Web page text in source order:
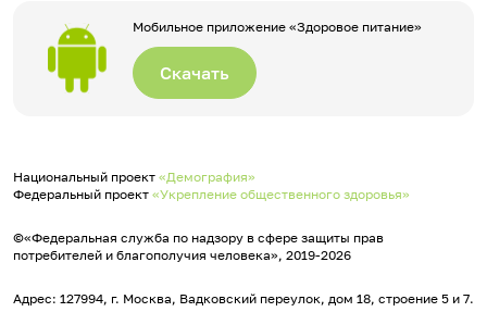
Мобильное приложение «Здоровое питание»
Скачать
Национальный проект «Демография»
Федеральный проект «Укрепление общественного здоровья»
©«Федеральная служба по надзору в сфере защиты прав
потребителей и благополучия человека», 2019-2026
Адрес: 127994, г. Москва, Вадковский переулок, дом 18, строение 5 и 7.